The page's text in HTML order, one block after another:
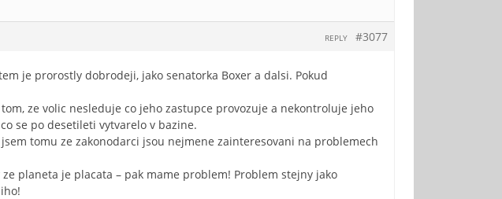
#3077
REPLY
je prorostly dobrodeji, jako senatorka Boxer a dalsi. Pokud
ze volic nesleduje co jeho zastupce provozuje a nekontroluje jeho
se po desetileti vytvarelo v bazine.
tomu ze zakonodarci jsou nejmene zainteresovani na problemech
planeta je placata – pak mame problem! Problem stejny jako